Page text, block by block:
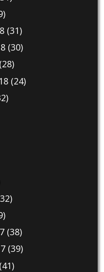
(31)
(30)
(24)
(38)
(39)